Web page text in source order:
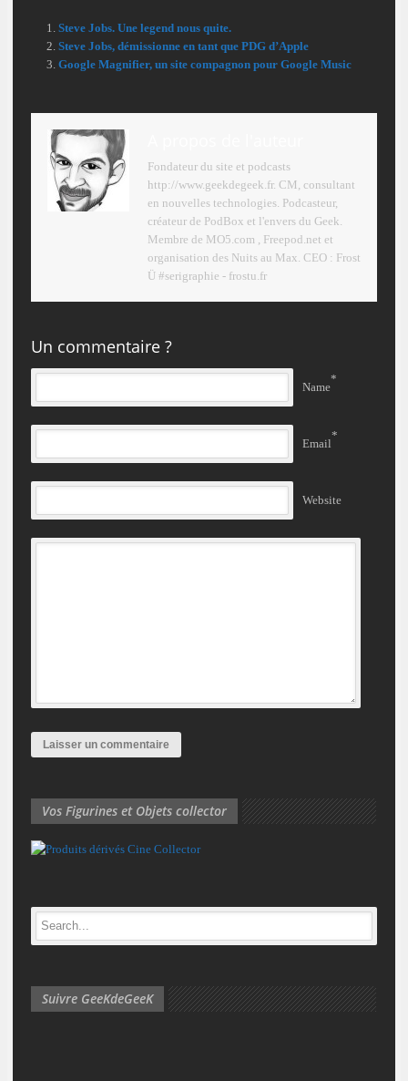
Steve Jobs. Une legend nous quite.
Steve Jobs, démissionne en tant que PDG d’Apple
Google Magnifier, un site compagnon pour Google Music
Fondateur du site et podcasts
http://www.geekdegeek.fr. CM, consultant
en nouvelles technologies. Podcasteur,
créateur de PodBox et l'envers du Geek.
Membre de MO5.com , Freepod.net et
organisation des Nuits au Max. CEO : Frost
Ü #serigraphie - frostu.fr
Un commentaire ?
Name
*
Email
*
Website
Vos Figurines et Objets collector
Suivre GeeKdeGeeK